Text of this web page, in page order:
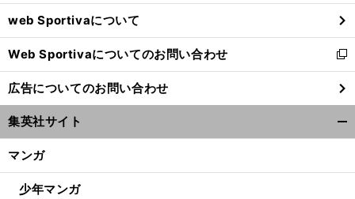
ウ
で
開
く
web Sportivaについて
Web Sportivaについてのお問い合わせ
新
し
い
ウ
ィ
ン
ウ
広告についてのお問い合わせ
集英社サイト
マンガ
少年マンガ